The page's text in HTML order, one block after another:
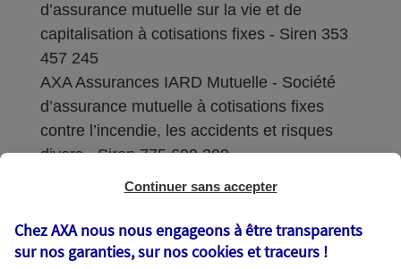
d’assurance mutuelle sur la vie et de
capitalisation à cotisations fixes - Siren 353
457 245
AXA Assurances IARD Mutuelle - Société
d’assurance mutuelle à cotisations fixes
contre l’incendie, les accidents et risques
divers - Siren 775 699 309
Sièges sociaux : 313 Terrasses de l’Arche –
Coordonnées de l'Autorité de contrôle
Continuer sans accepter
Chez AXA nous nous engageons à être transparents
sur nos garanties, sur noscookies et traceurs !